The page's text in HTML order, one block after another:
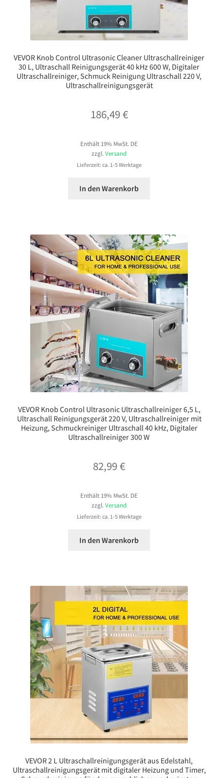
VEVOR Knob Control Ultrasonic Cleaner Ultraschallreiniger
30 L, Ultraschall Reinigungsgerät 40 kHz 600 W, Digitaler
Ultraschallreiniger, Schmuck Reinigung Ultraschall 220 V,
Ultraschallreinigungsgerät
186,49€
Enthält 19% MwSt. DE
zzgl.Versand
Lieferzeit: ca. 1-5 Werktage
In den Warenkorb
VEVOR Knob Control Ultrasonic Ultraschallreiniger 6,5 L,
Ultraschall Reinigungsgerät 220 V, Ultraschallreiniger mit
Heizung, Schmuckreiniger Ultraschall 40 kHz, Digitaler
Ultraschallreiniger 300 W
82,99€
Enthält 19% MwSt. DE
zzgl. Versand
Lieferzeit: ca. 1-5 Werktage
In den Warenkorb
VEVOR 2 L Ultraschallreinigungsgerät aus Edelstahl,
Ultraschallreinigungsgerät mit digitaler Heizung und Timer,